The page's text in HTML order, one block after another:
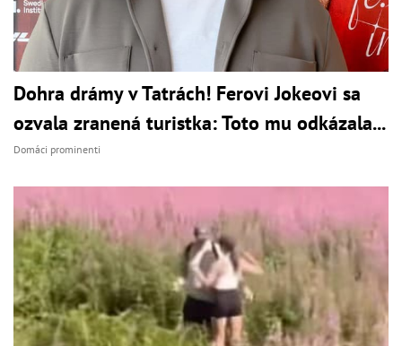
Dohra drámy v Tatrách! Ferovi Jokeovi sa
ozvala zranená turistka: Toto mu odkázala...
Domáci prominenti